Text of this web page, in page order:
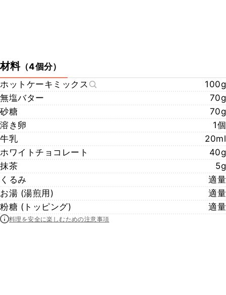
材料（4個分）
ホットケーキミックス
100g
無塩バター
70g
砂糖
70g
溶き卵
1個
牛乳
20ml
ホワイトチョコレート
40g
抹茶
5g
くるみ
適量
お湯 (湯煎用)
適量
粉糖 (トッピング)
適量
料理を安全に楽しむための注意事項